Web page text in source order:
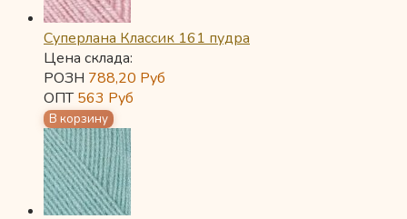
Суперлана Классик 161 пудра
Цена склада:
РОЗН 788,20 Руб
ОПТ563 Руб